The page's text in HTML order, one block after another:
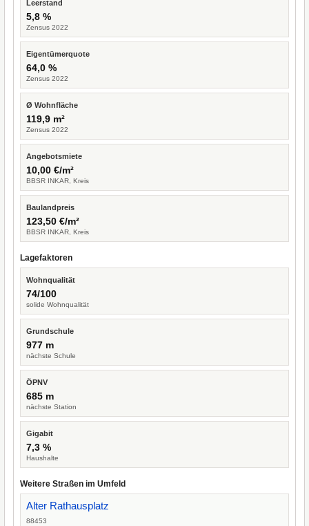
Leerstand
5,8 %
Zensus 2022
Eigentümerquote
64,0 %
Zensus 2022
Ø Wohnfläche
119,9 m²
Zensus 2022
Angebotsmiete
10,00 €/m²
BBSR INKAR, Kreis
Baulandpreis
123,50 €/m²
BBSR INKAR, Kreis
Lagefaktoren
Wohnqualität
74/100
solide Wohnqualität
Grundschule
977 m
nächste Schule
ÖPNV
685 m
nächste Station
Gigabit
7,3 %
Haushalte
Weitere Straßen im Umfeld
Alter Rathausplatz
88453